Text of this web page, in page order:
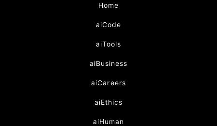
Home
aiCode
aiTools
aiBusiness
aiCareers
aiEthics
aiHuman